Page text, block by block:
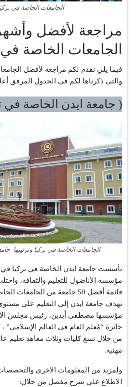
الجامعات الخاصة في
مراجعة لأفضل
الجامعات الخاصة في
فيما يلي نقدم لكم مراجعة لأفضل
والتي ذكرناها لكم في الجدول المرفق
( جامعة ايدن الخاصة في
الجامعات الخاصة في تركيا وترتيبها -
قائمة أفضل 50 جامعة من
تهدف جامعة ايدن إلى التعليم على
مؤسسها مصطفى أيدين، رئيس مجلس
جائزة “مُعلم العام في العالم الإسلامي” ،
من خلال تسع كليات وثلاث معاهد تعليم
مهنية.
ولمزيد من المعلومات الأخرى
الاطلاع على شرح مفصل من خلال: